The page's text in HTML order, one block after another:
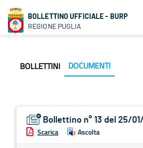
BOLLETTINO UFFICIALE - BURP
REGIONE PUGLIA
BOLLETTINI DOCUMENTI
Bollettino n° 13 del 25/
Scarica Ascolta